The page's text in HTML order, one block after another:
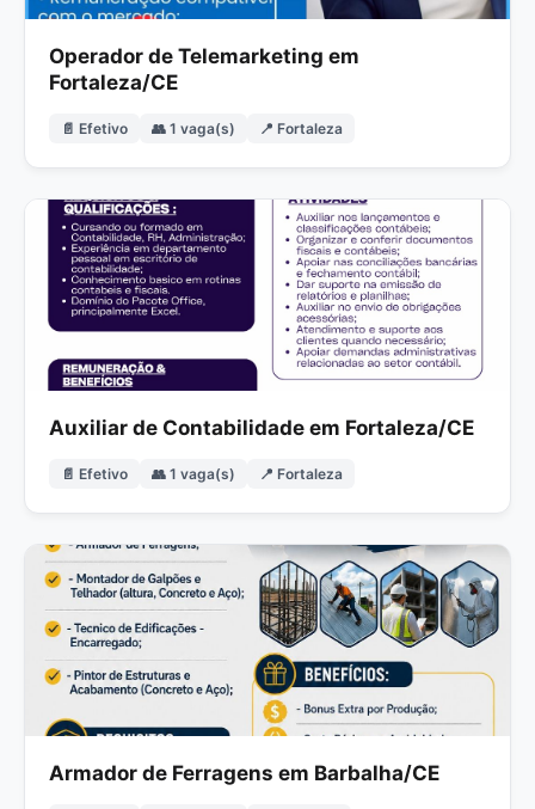
Operador de Telemarketing em
Fortaleza/CE
📄 Efetivo 👥 1 vaga(s) 📍 Fortaleza
Auxiliar de Contabilidade em Fortaleza/CE
📄 Efetivo 👥 1 vaga(s) 📍 Fortaleza
Armador de Ferragens em Barbalha/CE